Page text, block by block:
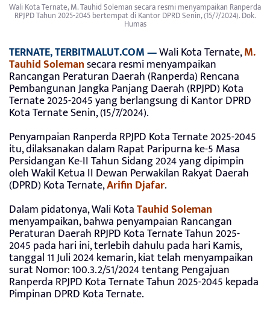
Wali Kota Ternate, M. Tauhid Soleman secara resmi menyampaikan Ranperda
RPJPD Tahun 2025-2045 bertempat di Kantor DPRD Senin, (15/7/2024). Dok.
Humas
TERNATE, TERBITMALUT.COM —Wali Kota Ternate,M.
Tauhid Solemansecara resmi menyampaikan
Rancangan Peraturan Daerah (Ranperda) Rencana
Pembangunan Jangka Panjang Daerah (RPJPD) Kota
Ternate 2025-2045 yang berlangsung di Kantor DPRD
Kota Ternate Senin, (15/7/2024).
Penyampaian Ranperda RPJPD Kota Ternate 2025-2045
itu, dilaksanakan dalam Rapat Paripurna ke-5 Masa
Persidangan Ke-II Tahun Sidang 2024 yang dipimpin
oleh Wakil Ketua II Dewan Perwakilan Rakyat Daerah
(DPRD) Kota Ternate,Arifin Djafar.
Dalam pidatonya, Wali KotaTauhid Soleman
menyampaikan, bahwa penyampaian Rancangan
Peraturan Daerah RPJPD Kota Ternate Tahun 2025-
2045 pada hari ini, terlebih dahulu pada hari Kamis,
tanggal 11 Juli 2024 kemarin, kiat telah menyampaikan
surat Nomor: 100.3.2/51/2024 tentang Pengajuan
Ranperda RPJPD Kota Ternate Tahun 2025-2045 kepada
Pimpinan DPRD Kota Ternate.